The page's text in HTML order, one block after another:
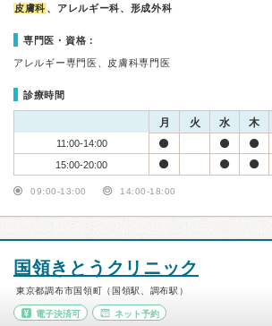
皮膚科 、アレルギー科、形成外科
専門医・資格：
アレルギー専門医、皮膚科専門医
診療時間
月 火 水 木
11:00-14:00
15:00-20:00
09:00-13:00 14:00-18:00
国領きとうクリニック
東京都調布市国領町（国領駅、調布駅）
電子決済可 ネット予約